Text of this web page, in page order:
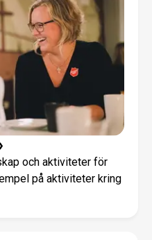
och aktiviteter för
på aktiviteter kring